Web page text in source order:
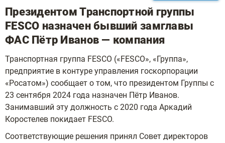
Президентом Транспортной группы
FESCO назначен бывший замглавы
ФАС Пётр Иванов — компания
Транспортная группа FESCO («FESCO», «Группа»,
предприятие в контуре управления госкорпорации
«Росатом») сообщает о том, что президентом Группы с
23 сентября 2024 года назначен Пётр Иванов.
Занимавший эту должность с 2020 года Аркадий
Коростелев покидает FESCO.
Соответствующие решения принял Совет директоров